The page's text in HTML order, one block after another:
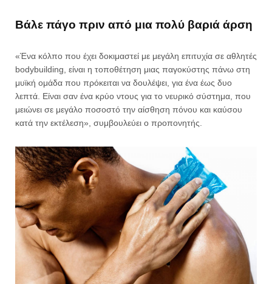
Βάλε πάγο πριν από μια πολύ βαριά άρση
«Ένα κόλπο που έχει δοκιμαστεί με μεγάλη επιτυχία σε αθλητές
bodybuilding, είναι η τοποθέτηση μιας παγοκύστης πάνω στη
μυϊκή ομάδα που πρόκειται να δουλέψει, για ένα έως δυο
λεπτά. Είναι σαν ένα κρύο ντους για το νευρικό σύστημα, που
μειώνει σε μεγάλο ποσοστό την αίσθηση πόνου και καύσου
κατά την εκτέλεση», συμβουλεύει ο προπονητής.